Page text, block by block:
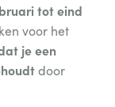
tot eind
voor het
je een
door